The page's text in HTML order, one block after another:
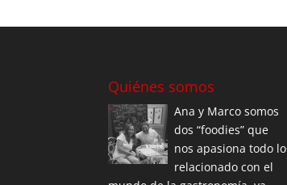
Quiénes somos
Ana y Marco somos
dos “foodies” que
nos apasiona todo lo
relacionado con el